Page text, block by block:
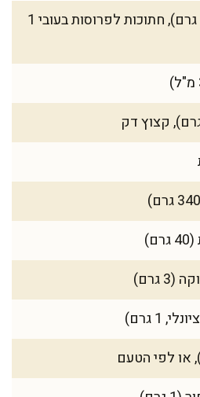
10 נקניקיות (כ-500 גרם), חתוכות לפרוסות בעובי 1